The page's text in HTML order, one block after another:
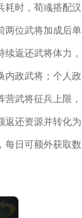
耗时，荀彧搭配汉
两位武将加成后单
返还武将体力，
内政武将；个人政
武将征兵上限，
返还资源并转化为
每日可额外获取数